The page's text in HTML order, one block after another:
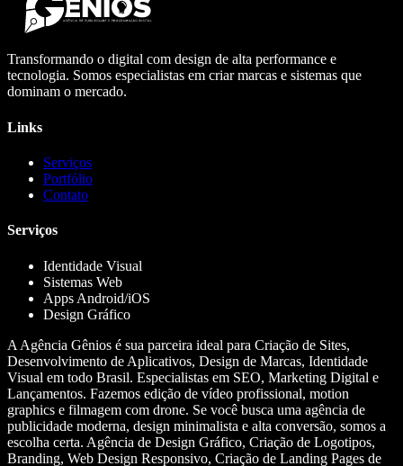
Transformando o digital com design de alta performance e
tecnologia. Somos especialistas em criar marcas e sistemas que
dominam o mercado.
Links
Serviços
Portfólio
Contato
Serviços
Identidade Visual
Sistemas Web
Apps Android/iOS
Design Gráfico
A Agência Gênios é sua parceira ideal para Criação de Sites,
Desenvolvimento de Aplicativos, Design de Marcas, Identidade
Visual em todo Brasil. Especialistas em SEO, Marketing Digital e
Lançamentos. Fazemos edição de vídeo profissional, motion
graphics e filmagem com drone. Se você busca uma agência de
publicidade moderna, design minimalista e alta conversão, somos a
escolha certa. Agência de Design Gráfico, Criação de Logotipos,
Branding, Web Design Responsivo, Criação de Landing Pages de